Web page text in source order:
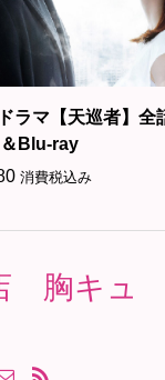
ラマ【天巡者】
Blu-ray
消費税込み
胸キュ